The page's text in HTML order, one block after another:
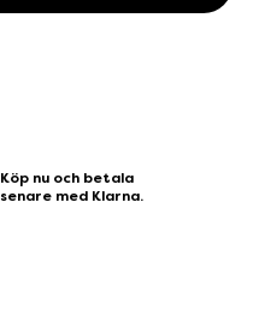
Köp nu och betala
senare med Klarna.